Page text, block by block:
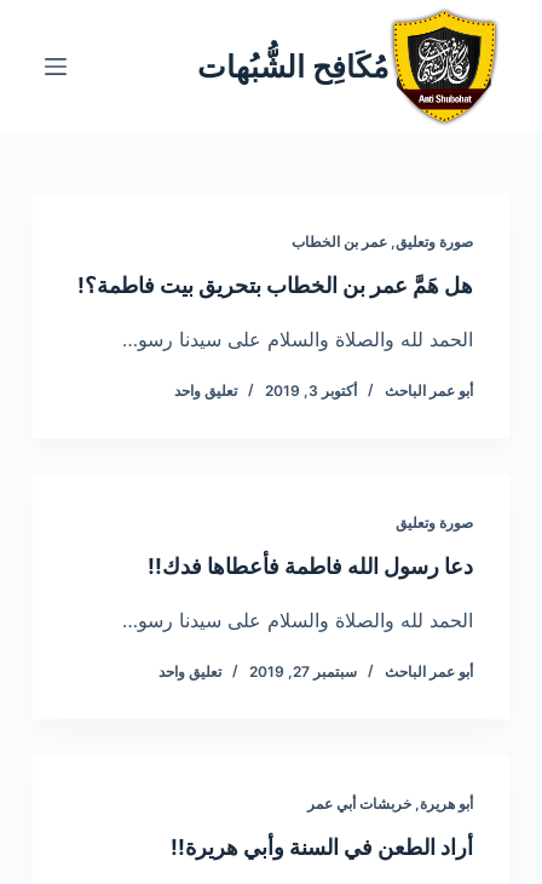
مُكَافِح الشُّبُهات
صورة وتعليق, عمر بن الخطاب
هل هَمَّ عمر بن الخطاب بتحريق بيت فاطمة؟!
الحمد لله والصلاة والسلام على سيدنا رسو…
أبو عمر الباحث أكتوبر 3, 2019 تعليق واحد
صورة وتعليق
دعا رسول الله فاطمة فأعطاها فدك!!
الحمد لله والصلاة والسلام على سيدنا رسو…
أبو عمر الباحث سبتمبر 27, 2019 تعليق واحد
أبو هريرة, خربشات أبي عمر
أراد الطعن في السنة وأبي هريرة!!